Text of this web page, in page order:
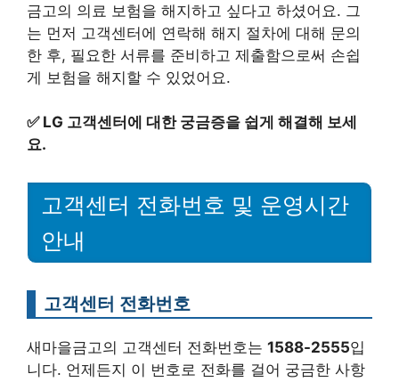
금고의 의료 보험을 해지하고 싶다고 하셨어요. 그
는 먼저 고객센터에 연락해 해지 절차에 대해 문의
한 후, 필요한 서류를 준비하고 제출함으로써 손쉽
게 보험을 해지할 수 있었어요.
✅ LG 고객센터에 대한 궁금증을 쉽게 해결해 보세
요.
고객센터 전화번호 및 운영시간
안내
고객센터 전화번호
새마을금고의 고객센터 전화번호는 1588-2555입
니다. 언제든지 이 번호로 전화를 걸어 궁금한 사항